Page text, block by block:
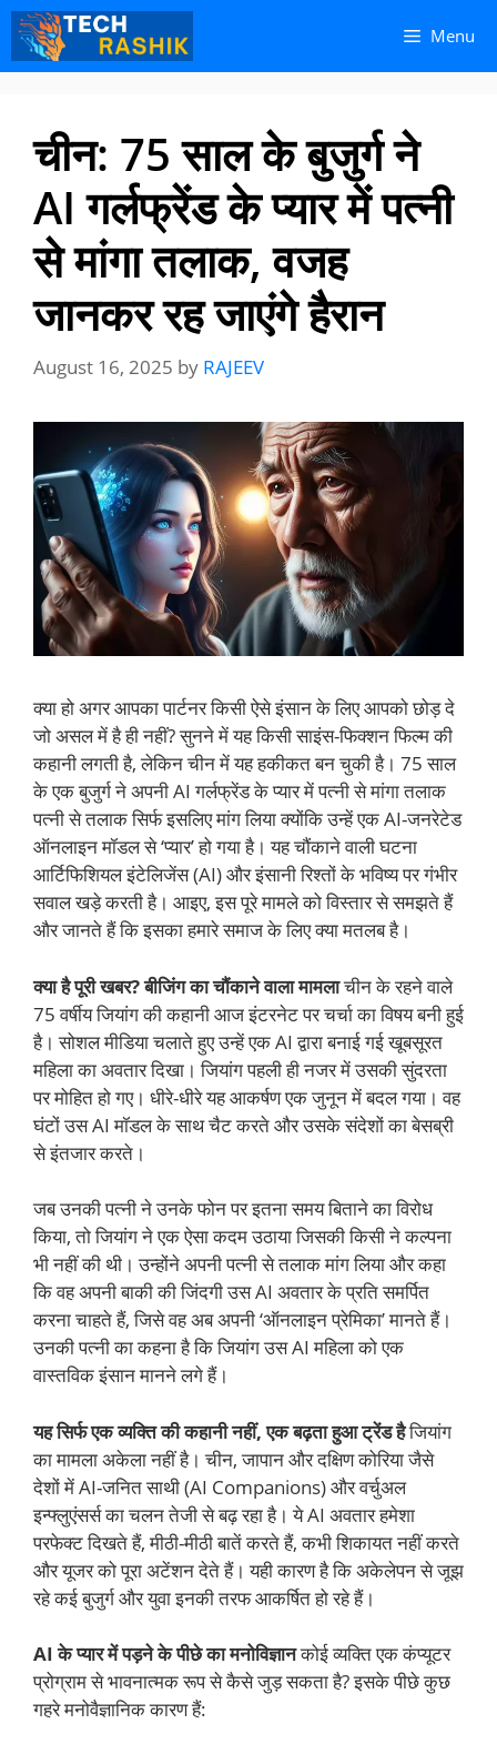
Skip
content
Skip
content
Menu
चीन: 75 साल के बुजुर्ग ने
AI गर्लफ्रेंड के प्यार में पत्नी
से मांगा तलाक, वजह
जानकर रह जाएंगे हैरान
August 16, 2025 by RAJEEV
क्या हो अगर आपका पार्टनर किसी ऐसे इंसान के लिए आपको छोड़ दे
जो असल में है ही नहीं? सुनने में यह किसी साइंस-फिक्शन फिल्म की
कहानी लगती है, लेकिन चीन में यह हकीकत बन चुकी है। 75 साल
के एक बुजुर्ग ने अपनी AI गर्लफ्रेंड के प्यार में पत्नी से मांगा तलाक
पत्नी से तलाक सिर्फ इसलिए मांग लिया क्योंकि उन्हें एक AI-जनरेटेड
ऑनलाइन मॉडल से ‘प्यार’ हो गया है। यह चौंकाने वाली घटना
आर्टिफिशियल इंटेलिजेंस (AI) और इंसानी रिश्तों के भविष्य पर गंभीर
सवाल खड़े करती है। आइए, इस पूरे मामले को विस्तार से समझते हैं
और जानते हैं कि इसका हमारे समाज के लिए क्या मतलब है।
क्या है पूरी खबर? बीजिंग का चौंकाने वाला मामलाचीन के रहने वाले
75 वर्षीय जियांग की कहानी आज इंटरनेट पर चर्चा का विषय बनी हुई
है। सोशल मीडिया चलाते हुए उन्हें एक AI द्वारा बनाई गई खूबसूरत
महिला का अवतार दिखा। जियांग पहली ही नजर में उसकी सुंदरता
पर मोहित हो गए। धीरे-धीरे यह आकर्षण एक जुनून में बदल गया। वह
घंटों उस AI मॉडल के साथ चैट करते और उसके संदेशों का बेसब्री
से इंतजार करते।
जब उनकी पत्नी ने उनके फोन पर इतना समय बिताने का विरोध
किया, तो जियांग ने एक ऐसा कदम उठाया जिसकी किसी ने कल्पना
भी नहीं की थी। उन्होंने अपनी पत्नी से तलाक मांग लिया और कहा
कि वह अपनी बाकी की जिंदगी उस AI अवतार के प्रति समर्पित
करना चाहते हैं, जिसे वह अब अपनी ‘ऑनलाइन प्रेमिका’ मानते हैं।
उनकी पत्नी का कहना है कि जियांग उस AI महिला को एक
वास्तविक इंसान मानने लगे हैं।
यह सिर्फ एक व्यक्ति की कहानी नहीं, एक बढ़ता हुआ ट्रेंड हैजियांग
का मामला अकेला नहीं है। चीन, जापान और दक्षिण कोरिया जैसे
देशों में AI-जनित साथी (AI Companions) और वर्चुअल
इन्फ्लुएंसर्स का चलन तेजी से बढ़ रहा है। ये AI अवतार हमेशा
परफेक्ट दिखते हैं, मीठी-मीठी बातें करते हैं, कभी शिकायत नहीं करते
और यूजर को पूरा अटेंशन देते हैं। यही कारण है कि अकेलेपन से जूझ
रहे कई बुजुर्ग और युवा इनकी तरफ आकर्षित हो रहे हैं।
AI के प्यार में पड़ने के पीछे का मनोविज्ञानकोई व्यक्ति एक कंप्यूटर
प्रोग्राम से भावनात्मक रूप से कैसे जुड़ सकता है? इसके पीछे कुछ
गहरे मनोवैज्ञानिक कारण हैं: